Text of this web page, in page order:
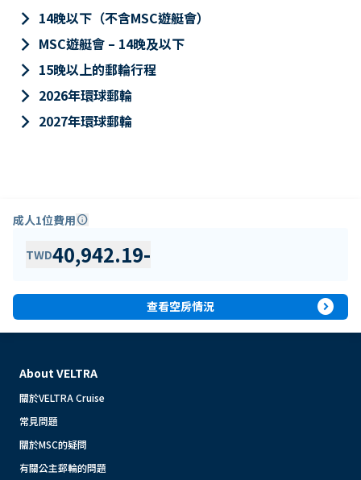
keyboard_arrow_right 14晚以下（不含MSC遊艇會）
keyboard_arrow_right MSC遊艇會 – 14晚及以下
keyboard_arrow_right 15晚以上的郵輪行程
keyboard_arrow_right 2026年環球郵輪
keyboard_arrow_right 2027年環球郵輪
成人1位費用info
TWD40,942.19-
查看空房情況 expand_circle_right
About VELTRA
關於VELTRA Cruise
常見問題
關於MSC的疑問
有關公主郵輪的問題